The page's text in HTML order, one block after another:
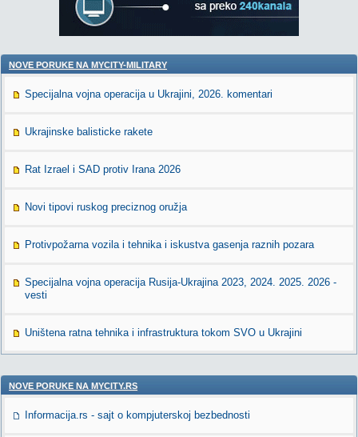
NOVE PORUKE NA MYCITY-MILITARY
Specijalna vojna operacija u Ukrajini, 2026. komentari
Ukrajinske balisticke rakete
Rat Izrael i SAD protiv Irana 2026
Novi tipovi ruskog preciznog oružja
Protivpožarna vozila i tehnika i iskustva gasenja raznih pozara
Specijalna vojna operacija Rusija-Ukrajina 2023, 2024. 2025. 2026 -
vesti
Uništena ratna tehnika i infrastruktura tokom SVO u Ukrajini
NOVE PORUKE NA MYCITY.RS
Informacija.rs - sajt o kompjuterskoj bezbednosti